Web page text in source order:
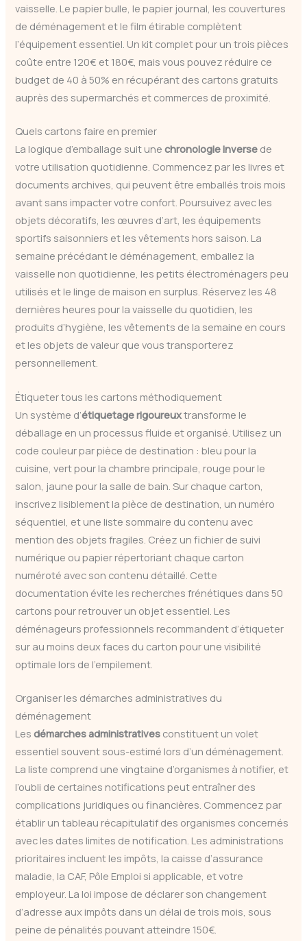
vaisselle. Le papier bulle, le papier journal, les couvertures
de déménagement et le film étirable complètent
l’équipement essentiel. Un kit complet pour un trois pièces
coûte entre 120€ et 180€, mais vous pouvez réduire ce
budget de 40 à 50% en récupérant des cartons gratuits
auprès des supermarchés et commerces de proximité.
Quels cartons faire en premier
La logique d’emballage suit unechronologie inverse de
votre utilisation quotidienne. Commencez par les livres et
documents archives, qui peuvent être emballés trois mois
avant sans impacter votre confort. Poursuivez avec les
objets décoratifs, les œuvres d’art, les équipements
sportifs saisonniers et les vêtements hors saison. La
semaine précédant le déménagement, emballez la
vaisselle non quotidienne, les petits électroménagers peu
utilisés et le linge de maison en surplus. Réservez les 48
dernières heures pour la vaisselle du quotidien, les
produits d’hygiène, les vêtements de la semaine en cours
et les objets de valeur que vous transporterez
personnellement.
Étiqueter tous les cartons méthodiquement
Un système d’étiquetage rigoureuxtransforme le
déballage en un processus fluide et organisé. Utilisez un
code couleur par pièce de destination : bleu pour la
cuisine, vert pour la chambre principale, rouge pour le
salon, jaune pour la salle de bain. Sur chaque carton,
inscrivez lisiblement la pièce de destination, un numéro
séquentiel, et une liste sommaire du contenu avec
mention des objets fragiles. Créez un fichier de suivi
numérique ou papier répertoriant chaque carton
numéroté avec son contenu détaillé. Cette
documentation évite les recherches frénétiques dans 50
cartons pour retrouver un objet essentiel. Les
déménageurs professionnels recommandent d’étiqueter
sur au moins deux faces du carton pour une visibilité
optimale lors de l’empilement.
Organiser les démarches administratives du
déménagement
Lesdémarches administratives constituent un volet
essentiel souvent sous-estimé lors d’un déménagement.
La liste comprend une vingtaine d’organismes à notifier, et
l’oubli de certaines notifications peut entraîner des
complications juridiques ou financières. Commencez par
établir un tableau récapitulatif des organismes concernés
avec les dates limites de notification. Les administrations
prioritaires incluent les impôts, la caisse d’assurance
maladie, la CAF, Pôle Emploi si applicable, et votre
employeur. La loi impose de déclarer son changement
d’adresse aux impôts dans un délai de trois mois, sous
peine de pénalités pouvant atteindre 150€.